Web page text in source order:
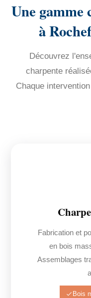
Une gamme
à
Découvrez
charpente
Chaque
Fabrication et
en bois
Assemblages
Bois